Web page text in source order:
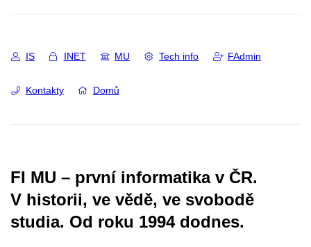
IS INET MU Tech info FAdmin
Kontakty Domů
FI MU – první informatika v ČR.
V historii, ve vědě, ve svobodě
studia. Od roku 1994 dodnes.